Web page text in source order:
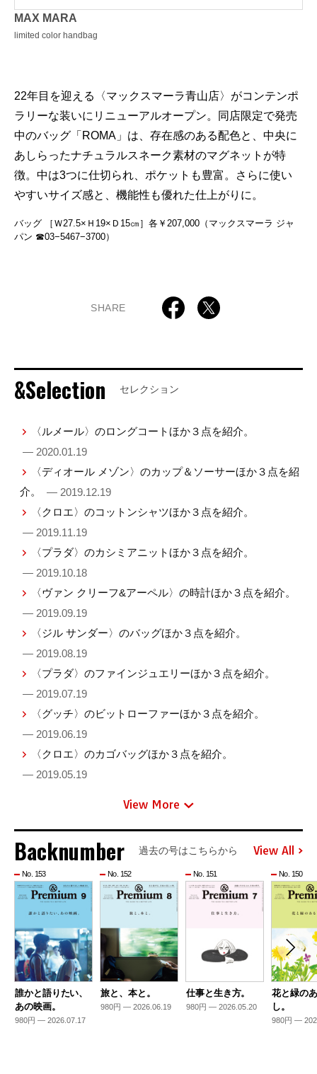
MAX MARA
limited color handbag
22年目を迎える〈マックスマーラ青山店〉がコンテンポ
ラリーな装いにリニューアルオープン。同店限定で発売
中のバッグ「ROMA」は、存在感のある配色と、中央に
あしらったナチュラルスネーク素材のマグネットが特
徴。中は3つに仕切られ、ポケットも豊富。さらに使い
やすいサイズ感と、機能性も優れた仕上がりに。
バッグ ［Ｗ27.5×Ｈ19×Ｄ15㎝］各￥207,000（マックスマーラ ジャ
パン ☎03−5467−3700）
SHARE
&Selection セレクション
〈ルメール〉のロングコートほか３点を紹介。
— 2020.01.19
〈ディオール メゾン〉のカップ＆ソーサーほか３点を紹
介。
— 2019.12.19
〈クロエ〉のコットンシャツほか３点を紹介。
— 2019.11.19
〈プラダ〉のカシミアニットほか３点を紹介。
— 2019.10.18
〈ヴァン クリーフ&アーペル〉の時計ほか３点を紹介。
— 2019.09.19
〈ジル サンダー〉のバッグほか３点を紹介。
— 2019.08.19
〈プラダ〉のファインジュエリーほか３点を紹介。
— 2019.07.19
〈グッチ〉のビットローファーほか３点を紹介。
— 2019.06.19
〈クロエ〉のカゴバッグほか３点を紹介。
— 2019.05.19
View More
Backnumber 過去の号はこちらから View All
No. 153
誰かと語りたい、
あの映画。
980円 — 2026.07.17
No. 152
旅と、本と。
980円 — 2026.06.19
No. 151
仕事と生き方。
980円 — 2026.05.20
No. 150
花と緑の
し。
980円 —